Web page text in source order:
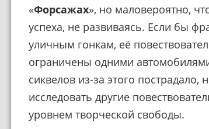
«Форсажах», но маловероятно,
успеха, не развиваясь. Если бы
уличным гонкам, её
ограничены одними
сиквелов из-за этого
исследовать другие
уровнем творческой свободы.